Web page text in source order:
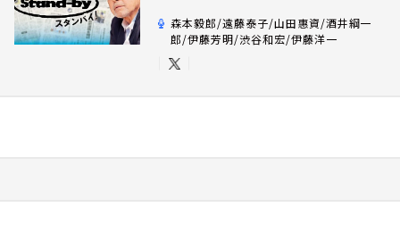
森本毅郎/遠藤泰子/山田惠資/酒井綱一
郎/伊藤芳明/渋谷和宏/伊藤洋一